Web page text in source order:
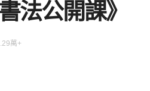
法公開課》
萬+